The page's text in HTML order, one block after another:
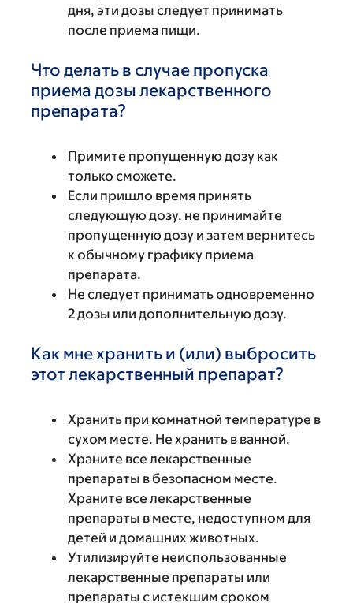
дня, эти дозы следует принимать
после приема пищи.
Что делать в случае пропуска
приема дозы лекарственного
препарата?
Примите пропущенную дозу как
только сможете.
Если пришло время принять
следующую дозу, не принимайте
пропущенную дозу и затем вернитесь
к обычному графику приема
препарата.
Не следует принимать одновременно
2 дозы или дополнительную дозу.
Как мне хранить и (или) выбросить
этот лекарственный препарат?
Хранить при комнатной температуре в
сухом месте. Не хранить в ванной.
Храните все лекарственные
препараты в безопасном месте.
Храните все лекарственные
препараты в месте, недоступном для
детей и домашних животных.
Утилизируйте неиспользованные
лекарственные препараты или
препараты с истекшим сроком